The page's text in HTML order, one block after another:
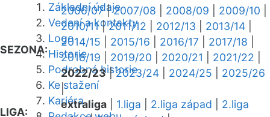
Základní údaje
Vedení a kontakty
Logo
Historie
Podrobná historie
Ke stažení
Kariéra
SEZONA:
2006/07|2007/08 2008/09 2009/10
2010/11|2011/12 2012/13 2013/14
2014/15
2015/16 2016/17 2017/18
2018/19
2019/20 2020/21 2021/22
2022/23|2023/24 2024/25
2025/26
|
LIGA:
extraliga 1.liga 2.liga západ
2.liga